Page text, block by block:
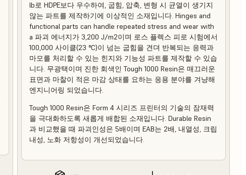
lb로 HDPE보다 우수하여, 굽힘, 압축, 변형 시 균열이 생기지
않는 파트를 제작하기에 이상적인 소재입니다. Hinges and
functional parts can handle repeated stress and wear with
a 파괴 에너지가 3,200 J/m2이며 로스 플렉스 피로 시험에서
100,000 사이클(23 °C)이 넘는 굽힘을 견뎌 반복되는 응력과
마모를 처리할 수 있는 힌지와 기능성 파트를 제작할 수 있습
니다. 무광택이며 진한 회색인 Tough 1000 Resin은 매끄러운
표면과 마찰이 적은 마감 상태를 요하는 응용 분야를 겨냥해
엔지니어링 되었습니다.
Tough 1000 Resin은 Form 4 시리즈 프린터의 기술의 잠재력
을 극대화하도록 새롭게 배합된 소재입니다. Durable Resin
과 비교했을 때 파괴인성은 5배이며 EAB는 2배, 내열성, 크립
내성, 노화 저항성이 개선되었습니다.